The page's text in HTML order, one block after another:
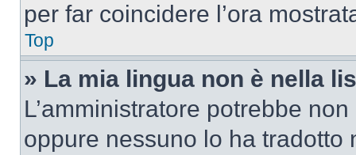
per far coincidere l’ora
Top
» La mia lingua non è nella
L’amministratore potrebbe
oppure nessuno lo ha